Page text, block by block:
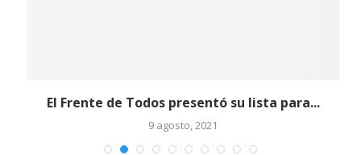
El Frente de Todos presentó su lista para...
9 agosto, 2021